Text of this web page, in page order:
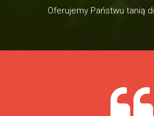
Oferujemy Państwu tanią